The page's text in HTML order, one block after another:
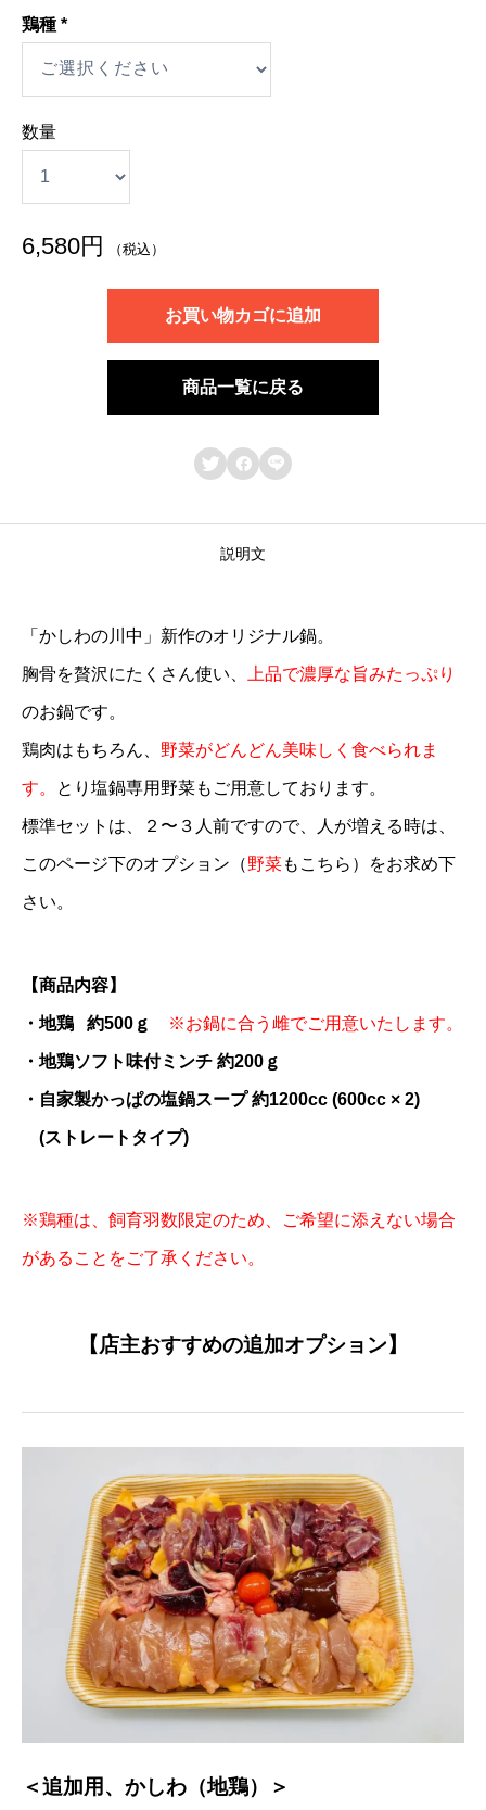
鶏種 *
数量
か
っ
個
6,580円 （税込）
お買い物カゴに追加
商品一覧に戻る
  
説明文
「かしわの川中」新作のオリジナル鍋。
胸骨を贅沢にたくさん使い、 上品で濃厚な旨みたっぷり
のお鍋です。
鶏肉はもちろん、 野菜がどんどん美味しく食べられま
す。 とり塩鍋専用野菜もご用意しております。
標準セットは、２〜３人前ですので、人が増える時は、
このページ下のオプション（野菜もこちら）をお求め下
さい。
【商品内容】
・地鶏 約500ｇ ※お鍋に合う雌でご用意いたします。
・地鶏ソフト味付ミンチ 約200ｇ
・自家製かっぱの塩鍋スープ 約1200cc (600cc × 2)
(ストレートタイプ)
※鶏種は、飼育羽数限定のため、ご希望に添えない場合
があることをご了承ください。
【店主おすすめの追加オプション】
＜追加用、かしわ（地鶏）＞